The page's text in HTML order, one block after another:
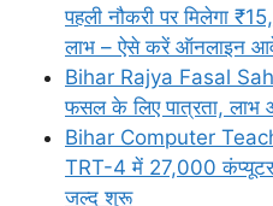
पहली नौकरी पर मिलेगा
लाभ – ऐसे करें ऑनलाइन
Bihar Rajya Fasal
फसल के लिए पात्रता,
Bihar Computer
TRT-4 में 27,000 कंप्यूटर
जल्द शुरू